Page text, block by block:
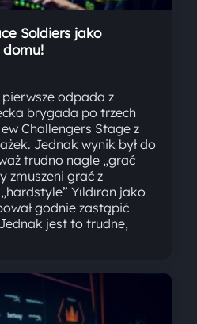
Soldiers jako
domu!
odpada z
brygada po trzech
Challengers Stage z
Jednak wynik był do
trudno nagle „grać
zmuszeni grać z
Yıldıran jako
godnie zastąpić
jest to trudne,